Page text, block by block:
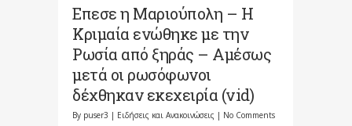
Επεσε η Μαριούπολη – Η
Κριμαία ενώθηκε με την
Ρωσία από ξηράς – Αμέσως
μετά οι ρωσόφωνοι
δέχθηκαν εκεχειρία (vid)
By puser3 | Ειδήσεις και Ανακοινώσεις | No Comments